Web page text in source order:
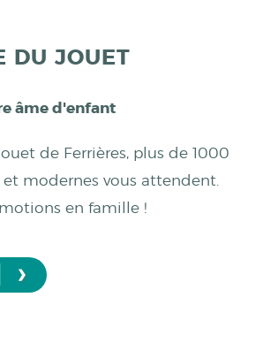
DU JOUET
âme d'enfant
de Ferrières, plus de 1000
modernes vous attendent.
en famille !
›